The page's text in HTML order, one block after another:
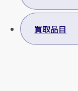
買取品目